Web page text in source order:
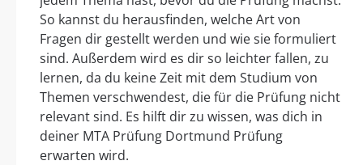
So kannst du herausfinden, welche Art von
Fragen dir gestellt werden und wie sie formuliert
sind. Außerdem wird es dir so leichter fallen, zu
lernen, da du keine Zeit mit dem Studium von
Themen verschwendest, die für die Prüfung nicht
relevant sind. Es hilft dir zu wissen, was dich in
deiner MTA Prüfung Dortmund Prüfung
erwarten wird.